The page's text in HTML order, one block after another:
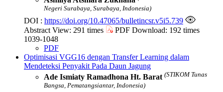
Negeri Surabaya, Surabaya, Indonesia)
DOI : https://doi.org/10.47065/bulletincsr.v5i5.739
Abstract View: 291 times
PDF Download: 192 times
1039-1048
PDF
Optimisasi VGG16 dengan Transfer Learning dalam
Mendeteksi Penyakit Pada Daun Jagung
Ade Ismiaty Ramadhona Ht. Barat (STIKOM Tunas
Bangsa, Pematangsiantar, Indonesia)